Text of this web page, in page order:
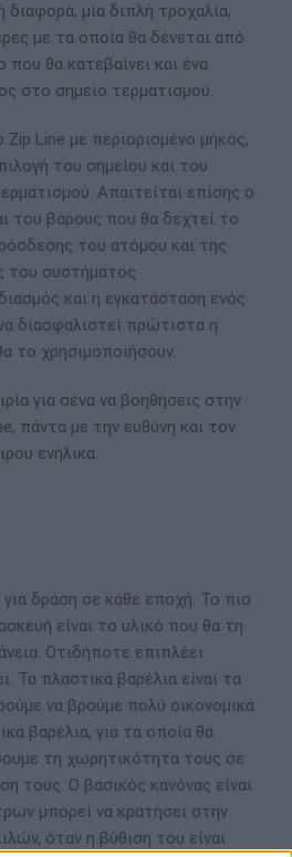
μία διπλή τροχαλία,
με τα οποία θα δένεται από
θα κατεβαίνει και ένα
στο σημείο τερματισμού.
Zip Line με περιορισμένο μήκος,
του σημείου και του
Απαιτείται επίσης ο
του βάρους που θα δεχτεί το
του ατόμου και της
του συστήματος
και η εγκατάσταση ενός
διασφαλιστεί πρώτιστα η
το χρησιμοποιήσουν.
για σένα να βοηθήσεις στην
πάντα με την ευθύνη και τον
ενήλικα.
δράση σε κάθε εποχή. Το πιο
είναι το υλικό που θα τη
Οτιδήποτε επιπλέει
Τα πλαστικά βαρέλια είναι τα
να βρούμε πολύ οικονομικά
βαρέλια, για τα οποία θα
τη χωρητικότητα τους σε
τους. Ο βασικός κανόνας είναι
μπορεί να κρατήσει στην
όταν η βύθιση του είναι